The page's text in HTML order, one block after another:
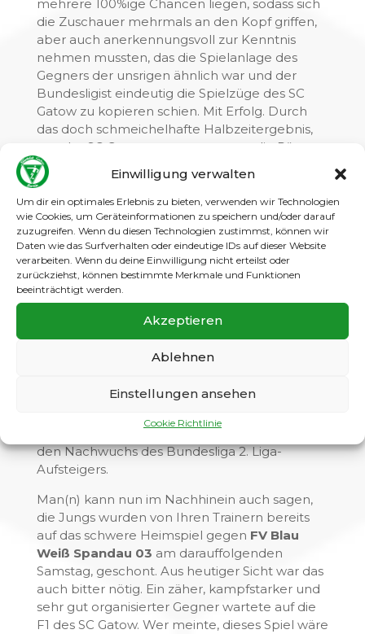
Einwilligung verwalten
Um dir ein optimales Erlebnis zu bieten, verwenden wir Technologien
wie Cookies, um Geräteinformationen zu speichern und/oder darauf
zuzugreifen. Wenn du diesen Technologien zustimmst, können wir
Daten wie das Surfverhalten oder eindeutige IDs auf dieser Website
verarbeiten. Wenn du deine Einwilligung nicht erteilst oder
zurückziehst, können bestimmte Merkmale und Funktionen
beeinträchtigt werden.
Akzeptieren
Ablehnen
Einstellungen ansehen
Cookie Richtlinie
mehrere 100%ige Chancen liegen, sodass sich
die Zuschauer mehrmals an den Kopf griffen,
aber auch anerkennungsvoll zur Kenntnis
nehmen mussten, das die Spielanlage des
Gegners der unsrigen ähnlich war und der
Bundesligist eindeutig die Spielzüge des SC
Gatow zu kopieren schien. Mit Erfolg. Durch
das doch schmeichelhafte Halbzeitergebnis,
war der SC Gatow nun gezwungen die Räume
zu öffnen und diese auch teilweise kampflos
freizugeben. Und lief in der 2. Halbzeit das ein
oder andere Mal in einen Konter, den die
Spieler der Herthaner vor unserem Tor eiskalt
nutzten. Yannik warf sein ganz Können
mehrmals in die Waagschale, aber er konnte
die weiteren acht Treffer nicht verhindern. Der
Hochverdiente Anschlusstreffer war fällig und
entstand durch das von Gatow laufend, in der
gegnerischen Hälfte, gespielte Pressing durch
die gesamte Gatower Mannschaft. Die
Unachtsamkeit der Herthaner führte zum viel
Basti, der in alter Manier den Ball ei(n)skalt in
Endergebnis: 16-1. Sehr schmeichelhaft für
den Nachwuchs des Bundesliga 2. Liga-
Aufsteigers.
Man(n) kann nun im Nachhinein auch sagen,
die Jungs wurden von Ihren Trainern bereits
auf das schwere Heimspiel gegen FV Blau
Weiß Spandau 03 am darauffolgenden
Samstag, geschont. Aus heutiger Sicht war das
auch bitter nötig. Ein zäher, kampfstarker und
sehr gut organisierter Gegner wartete auf die
F1 des SC Gatow. Wer meinte, dieses Spiel wäre